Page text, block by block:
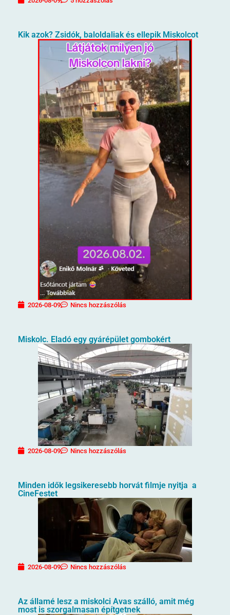
Kik azok? Zsidók, baloldaliak és ellepik Miskolcot
2026-08-09 Nincs hozzászólás
Miskolc. Eladó egy gyárépület gombokért
2026-08-09 Nincs hozzászólás
Minden idők legsikeresebb horvát filmje nyitja a
CineFestet
2026-08-09 Nincs hozzászólás
Az államé lesz a miskolci Avas szálló, amit még
most is szorgalmasan építgetnek